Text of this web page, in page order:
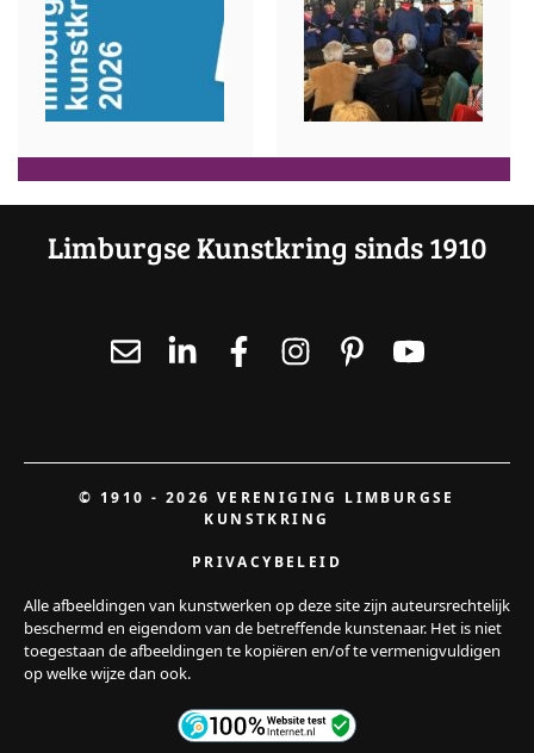
Limburgse Kunstkring sinds 1910
© 1910 - 2026 VERENIGING LIMBURGSE
KUNSTKRING
PRIVACYBELEID
Alle afbeeldingen van kunstwerken op deze site zijn auteursrechtelijk
beschermd en eigendom van de betreffende kunstenaar. Het is niet
toegestaan de afbeeldingen te kopiëren en/of te vermenigvuldigen
op welke wijze dan ook.